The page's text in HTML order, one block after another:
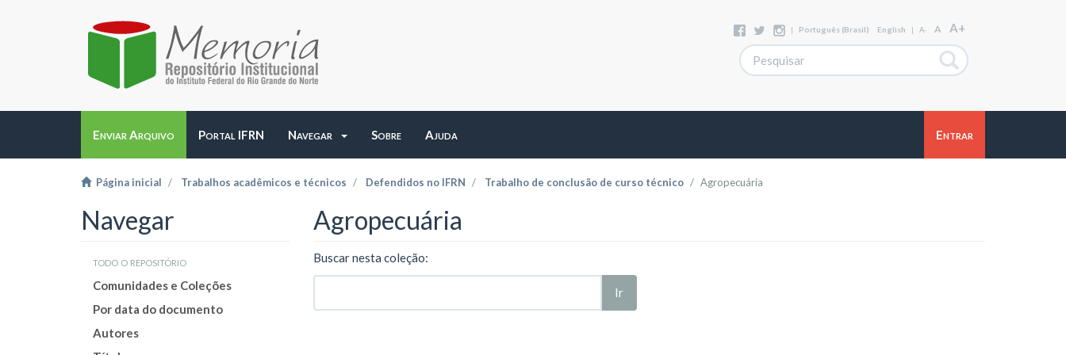
| Português (Brasil) English | A- A A+
Enviar Arquivo Portal IFRN Navegar Sobre Ajuda Entrar
Página inicial Trabalhos acadêmicos e técnicos Defendidos no IFRN Trabalho de conclusão de curso técnico Agropecuária
Navegar
todo o repositório
Comunidades e Coleções
Por data do documento
Autores
Agropecuária
Buscar nesta coleção:
Ir